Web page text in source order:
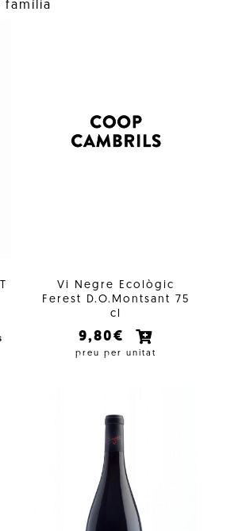
família
Vi Negre Ecològic
Ferest D.O.Montsant 75
cl
9,80€
preu per unitat